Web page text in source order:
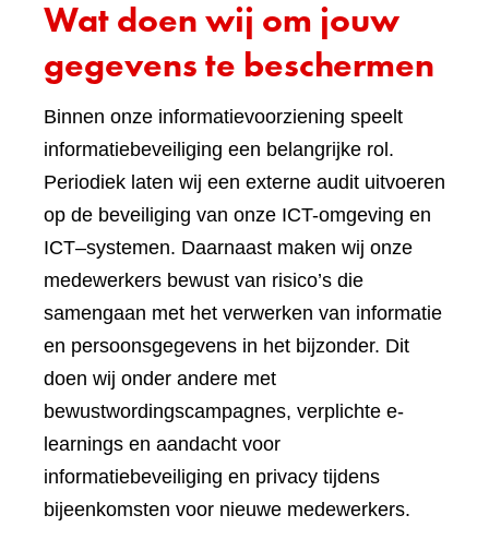
Wat doen wij om jouw
gegevens te beschermen
Binnen onze informatievoorziening speelt
informatiebeveiliging een belangrijke rol.
Periodiek laten wij een externe audit uitvoeren
op de beveiliging van onze ICT-omgeving en
ICT–systemen. Daarnaast maken wij onze
medewerkers bewust van risico’s die
samengaan met het verwerken van informatie
en persoonsgegevens in het bijzonder. Dit
doen wij onder andere met
bewustwordingscampagnes, verplichte e-
learnings en aandacht voor
informatiebeveiliging en privacy tijdens
bijeenkomsten voor nieuwe medewerkers.